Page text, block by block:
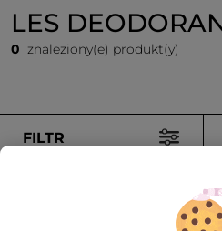
LES
0 znaleziony(e) produkt(y)
FILTR